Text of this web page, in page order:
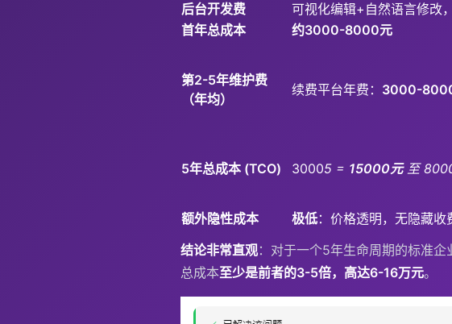
后台开发费
可视化编辑+自然语言修改，
首年总成本
约3000-8000元
第2-5年维护费
（年均）
续费平台年费： 3000-
5年总成本 (TCO) 30005 = 15000元至
额外隐性成本
极低：价格透明，无隐藏收
结论非常直观：对于一个5年生命周期的标准
总成本至少是前者的3-5倍，高达6-16万元。